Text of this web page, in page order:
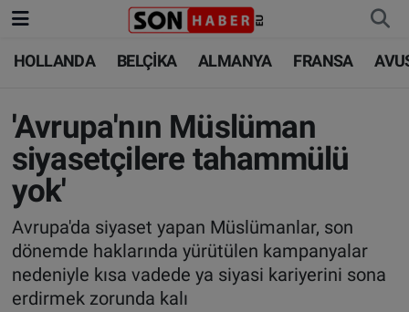
HOLLANDA BELÇİKA ALMANYA FRANSA
'Avrupa'nın Müslüman
siyasetçilere tahammülü
yok'
Avrupa'da siyaset yapan Müslümanlar, son
dönemde haklarında yürütülen kampanyalar
nedeniyle kısa vadede ya siyasi kariyerini sona
erdirmek zorunda kalı
HOLLANDA
BELÇİKA
ALMANYA
AVUSTURYA
SAĞLIK - YAŞAM
HOLLANDA
BELÇİKA
ALMANYA
DÜNYA
BİLİM-TEKNOLOJİ
Nöbetçi Eczaneler
Hava Durumu
Trafik Durumu
Tüm Manşetler
Son Dakika Haberleri